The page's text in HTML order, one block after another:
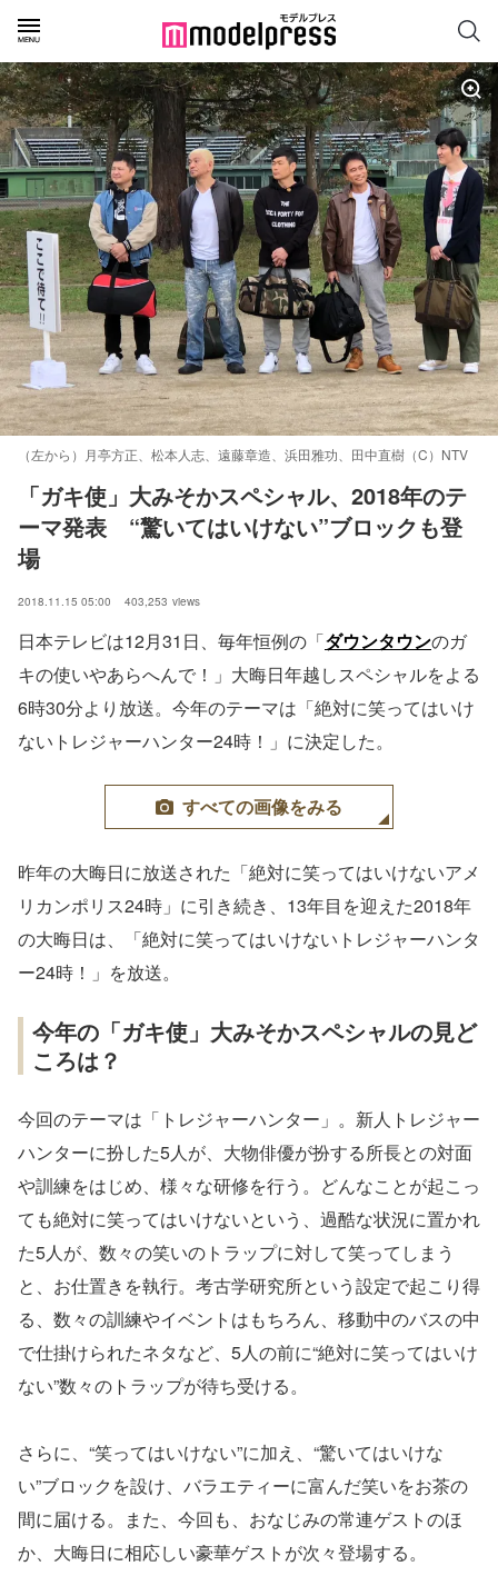
（左から）月亭方正、松本人志、遠藤章造、浜田雅功、田中直樹（C）NTV
「ガキ使」大みそかスペシャル、2018年のテ
ーマ発表　“驚いてはいけない”ブロックも登
場
2018.11.15 05:00 403,253 views
日本テレビは12月31日、毎年恒例の「ダウンタウンのガ
キの使いやあらへんで！」大晦日年越しスペシャルをよる
6時30分より放送。今年のテーマは「絶対に笑ってはいけ
ないトレジャーハンター24時！」に決定した。
すべての画像をみる
昨年の大晦日に放送された「絶対に笑ってはいけないアメ
リカンポリス24時」に引き続き、13年目を迎えた2018年
の大晦日は、「絶対に笑ってはいけないトレジャーハンタ
ー24時！」を放送。
今年の「ガキ使」大みそかスペシャルの見ど
ころは？
今回のテーマは「トレジャーハンター」。新人トレジャー
ハンターに扮した5人が、大物俳優が扮する所長との対面
や訓練をはじめ、様々な研修を行う。どんなことが起こっ
ても絶対に笑ってはいけないという、過酷な状況に置かれ
た5人が、数々の笑いのトラップに対して笑ってしまう
と、お仕置きを執行。考古学研究所という設定で起こり得
る、数々の訓練やイベントはもちろん、移動中のバスの中
で仕掛けられたネタなど、5人の前に“絶対に笑ってはいけ
ない”数々のトラップが待ち受ける。
さらに、“笑ってはいけない”に加え、“驚いてはいけな
い”ブロックを設け、バラエティーに富んだ笑いをお茶の
間に届ける。また、今回も、おなじみの常連ゲストのほ
か、大晦日に相応しい豪華ゲストが次々登場する。